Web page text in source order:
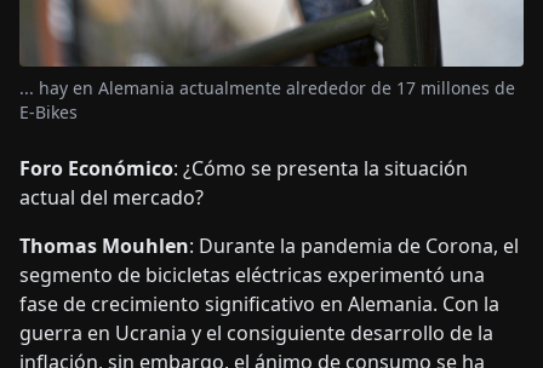
... hay en Alemania actualmente alrededor de 17 millones de
E-Bikes
Foro Económico: ¿Cómo se presenta la situación
actual del mercado?
Thomas Mouhlen: Durante la pandemia de Corona, el
segmento de bicicletas eléctricas experimentó una
fase de crecimiento significativo en Alemania. Con la
guerra en Ucrania y el consiguiente desarrollo de la
inflación, sin embargo, el ánimo de consumo se ha